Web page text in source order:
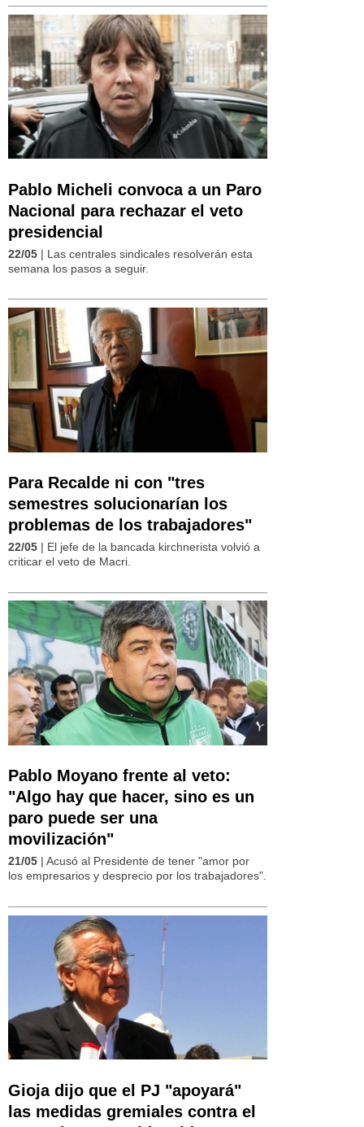
Pablo Micheli convoca a un Paro
Nacional para rechazar el veto
presidencial
22/05 | Las centrales sindicales resolverán esta
semana los pasos a seguir.
Para Recalde ni con "tres
semestres solucionarían los
problemas de los trabajadores"
22/05 | El jefe de la bancada kirchnerista volvió a
criticar el veto de Macri.
Pablo Moyano frente al veto:
"Algo hay que hacer, sino es un
paro puede ser una
movilización"
21/05 | Acusó al Presidente de tener "amor por
los empresarios y desprecio por los trabajadores".
Gioja dijo que el PJ "apoyará"
las medidas gremiales contra el